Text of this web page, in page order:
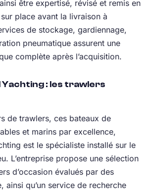
être expertisé, révisé et remis en
place avant la livraison à
de stockage, gardiennage,
pneumatique assurent une
complète après l’acquisition.
: les trawlers
de trawlers, ces bateaux de
et marins par excellence,
est le spécialiste installé sur le
L’entreprise propose une sélection
d’occasion évalués par des
ainsi qu’un service de recherche